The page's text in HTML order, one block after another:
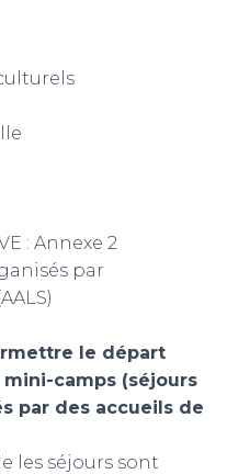
: Annexe 2
par
le départ
camps (séjours
par des accueils de
les séjours sont